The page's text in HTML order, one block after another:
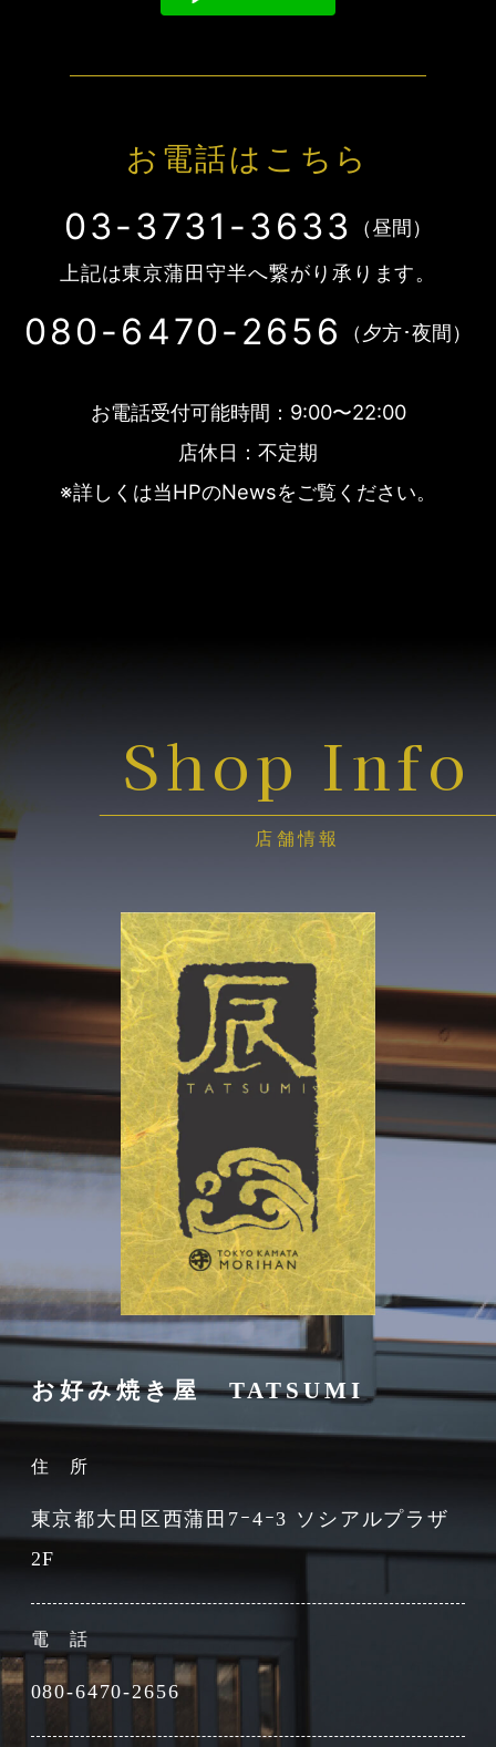
お電話はこちら
03-3731-3633
（昼間）
上記は東京蒲田守半へ繋がり承ります。
080-6470-2656 （夕方･夜間）
お電話受付可能時間：9:00〜22:00
店休日：不定期
※詳しくは当HPのNewsをご覧ください。
Shop Info
店舗情報
お好み焼き屋 TATSUMI
住 所
東京都大田区西蒲田7ｰ4ｰ3 ソシアルプラザ
2F
電 話
080-6470-2656